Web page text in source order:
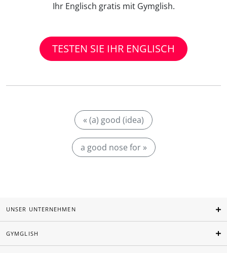
Ihr Englisch gratis mit Gymglish.
TESTEN SIE IHR ENGLISCH
« (a) good (idea)
a good nose for »
UNSER UNTERNEHMEN
GYMGLISH